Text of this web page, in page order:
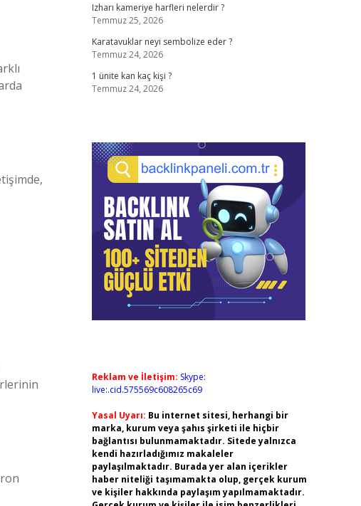
Izharı kameriye harfleri nelerdir ?
Temmuz 25, 2026
Karatavuklar neyi sembolize eder ?
Temmuz 24, 2026
1 ünite kan kaç kişi ?
Temmuz 24, 2026
Reklam ve İletişim: Skype:
live:.cid.575569c608265c69
Yasal Uyarı: Bu internet sitesi, herhangi bir
marka, kurum veya şahıs şirketi ile hiçbir
bağlantısı bulunmamaktadır. Sitede yalnızca
kendi hazırladığımız makaleler
paylaşılmaktadır. Burada yer alan içerikler
haber niteliği taşımamakta olup, gerçek kurum
ve kişiler hakkında paylaşım yapılmamaktadır.